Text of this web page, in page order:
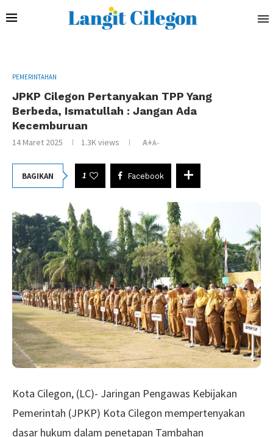
PEMERINTAHAN
JPKP Cilegon Pertanyakan TPP Yang
Berbeda, Ismatullah : Jangan Ada
Kecemburuan
14 Maret 2025 1.3Kviews A+A-
BAGIKAN 1 Facebook
Kota Cilegon, (LC)- Jaringan Pengawas Kebijakan
Pemerintah (JPKP) Kota Cilegon mempertenyakan
dasar hukum dalam penetapan Tambahan